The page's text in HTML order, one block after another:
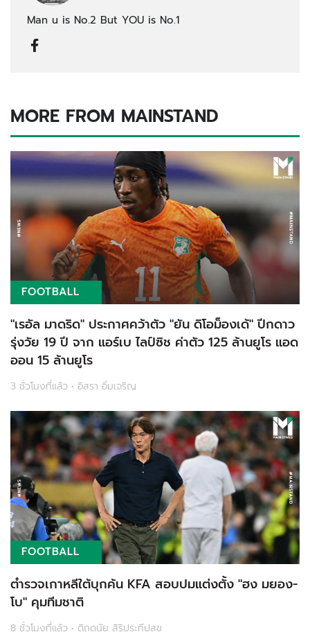
Man u is No.2 But YOU is No.1
MORE FROM MAINSTAND
FOOTBALL
"เรอัล มาดริด" ประกาศคว้าตัว "ยัน ดิโอม็องเด้" ปีกดาว
รุ่งวัย 19 ปี จาก แอร์เบ ไลป์ซิช ค่าตัว 125 ล้านยูโร แอด
ออน 15 ล้านยูโร
3 ชั่วโมงที่แล้ว • อิสรา อิ่มเจริญ
FOOTBALL
ตำรวจเกาหลีใต้บุกค้น KFA สอบปมแต่งตั้ง "ฮง มยอง-
โบ" คุมทีมชาติ
8 ชั่วโมงที่แล้ว • ดิถดนัย สิริประทีปสุข